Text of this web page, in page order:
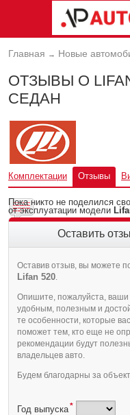
Главная → Новые
ОТЗЫВЫ О
СЕДАН
Комплектации Отзывы
Пока никто не поделился
от эксплуатации модели
Оставить
Оставив отзыв, вы можете
Lifan 520.
Опишите, пожалуйста, ваши
удобным, полезным и
те особенности, которые
поможет тем, кто еще не
рекомендации будут
владельцев авто.
Будем благодарны за
Год выпуска*